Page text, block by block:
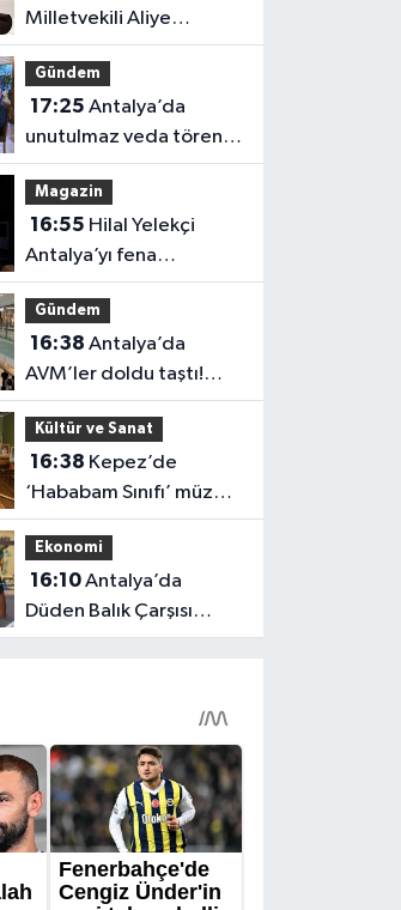
Milletvekili Aliye
Coşar'dan Çocuk Yasası
tepkisi
Gündem
17:25
unutulmaz veda töreni!
Protokol buluştu
Magazin
16:55
Antalya’yı fena
“Hileledi”! O anlar
gündem oldu
Gündem
16:38
AVM’ler doldu taştı!
vatandaşların geliş
nedeni farklı çıktı
Kültür ve Sanat
16:38
‘Hababam Sınıfı’ müzesi
boş kalmıyor: Ayda 7 bin
ziyaretçi
Ekonomi
16:10Antalya’da
Düden Balık Çarşısı
balıkseverlerin uğrak